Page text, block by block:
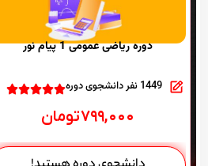
دوره ریاضی عمومی 1 پیام نور
1449 نفر دانشجوی دوره
۷۹۹,۰۰۰تومان